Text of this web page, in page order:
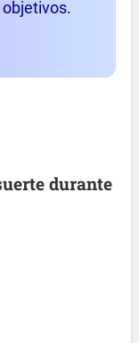
durante